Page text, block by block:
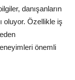
danışanların
oluyor. Özellikle iş
önemli